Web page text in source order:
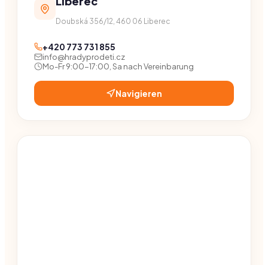
Doubská 356/12, 460 06 Liberec
+420 773 731 855
info@hradyprodeti.cz
Mo-Fr 9:00-17:00, Sa nach Vereinbarung
Navigieren